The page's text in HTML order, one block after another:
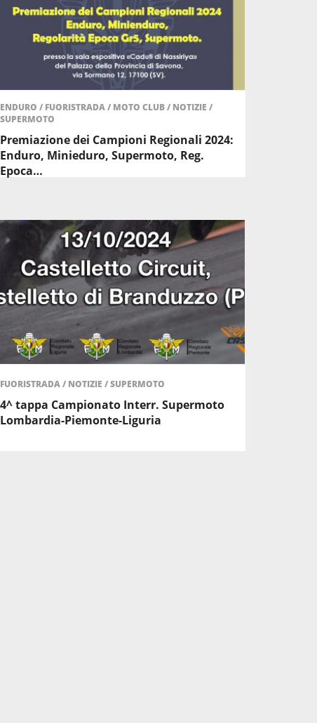
ENDURO / FUORISTRADA/ MOTO CLUB/ NOTIZIE /
SUPERMOTO
Premiazione dei Campioni Regionali 2024:
Enduro, Minieduro, Supermoto, Reg.
Epoca…
FUORISTRADA/ NOTIZIE /SUPERMOTO
4^ tappa Campionato Interr. Supermoto
Lombardia-Piemonte-Liguria